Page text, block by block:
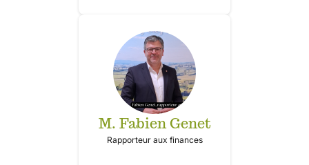
M. Fabien Genet
Rapporteur aux finances